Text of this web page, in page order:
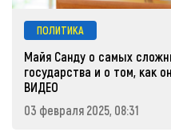
ПОЛИТИКА
Майя Санду о самых
государства и о том, как
ВИДЕО
03 февраля 2025, 08:31